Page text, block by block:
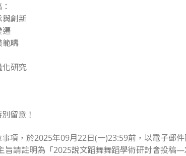
創新
遷
範疇
化研究
留意！
項，於2025年09月22日(一)23:59前，以電子郵
請註明為「2025說文蹈舞舞蹈學術研討會投稿